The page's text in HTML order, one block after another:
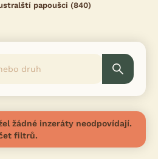
papoušci (840)
žádné inzeráty neodpovídají.
filtrů.